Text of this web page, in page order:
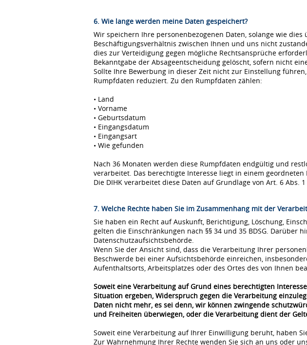
6. Wie lange werden meine Daten gespeichert?
Wir speichern Ihre personenbezogenen Daten, solange wie
Beschäftigungsverhältnis zwischen Ihnen und uns nicht
dies zur Verteidigung gegen mögliche Rechtsansprüche
Bekanntgabe der Absageentscheidung gelöscht, sofern nicht
Sollte Ihre Bewerbung in dieser Zeit nicht zur Einstellung
Rumpfdaten reduziert. Zu den Rumpfdaten zählen:
• Land
• Vorname
• Geburtsdatum
• Eingangsdatum
• Eingangsart
• Wie gefunden
Nach 36 Monaten werden diese Rumpfdaten endgültig und
verarbeitet. Das berechtigte Interesse liegt in einem
Die DIHK verarbeitet diese Daten auf Grundlage von Art. 6 Abs.
7. Welche Rechte haben Sie im Zusammenhang mit der
Sie haben ein Recht auf Auskunft, Berichtigung, Löschung,
gelten die Einschränkungen nach §§ 34 und 35 BDSG. Darüber
Datenschutzaufsichtsbehörde.
Wenn Sie der Ansicht sind, dass die Verarbeitung Ihrer
Beschwerde bei einer Aufsichtsbehörde einreichen,
Aufenthaltsorts, Arbeitsplatzes oder des Ortes des von Ihnen
Soweit eine Verarbeitung auf Grund eines berechtigten
Situation ergeben, Widerspruch gegen die Verarbeitung
Daten nicht mehr, es sei denn, wir können zwingende
und Freiheiten überwiegen, oder die Verarbeitung dient der
Soweit eine Verarbeitung auf Ihrer Einwilligung beruht, haben
Zur Wahrnehmung Ihrer Rechte wenden Sie sich an uns oder